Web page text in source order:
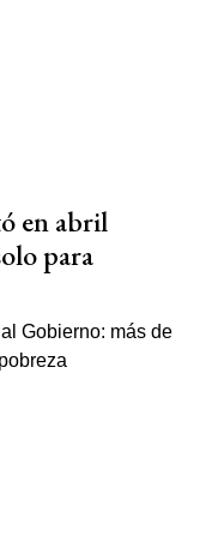
en abril
para